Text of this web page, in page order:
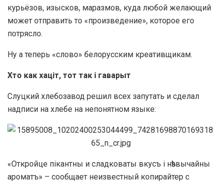
курьёзов, изысков, маразмов, куда любой желающий
может отправить то «произведение», которое его
потрясло.
Ну а теперь «слово» белорусским креативщикам.
Хто как хаціт, тот так і гаварыт
Слуцкий хлебозавод решил всех запутать и сделал
надписи на хлебе на непонятном языке:
«Откройце пікантны и сладковаты вкусъ і нѣзвычайны
ароматъ» – сообщает неизвестный копирайтер с